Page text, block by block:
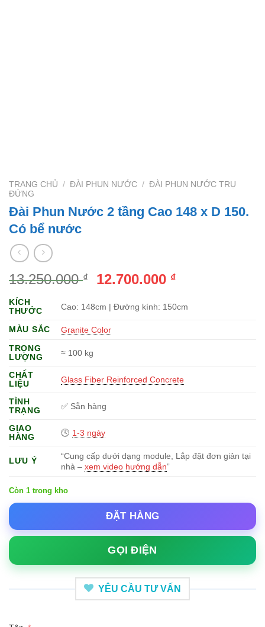
TRANG CHỦ / ĐÀI PHUN NƯỚC / ĐÀI PHUN NƯỚC TRỤ
ĐỨNG
Đài Phun Nước 2 tầng Cao 148 x D 150.
Có bể nước
13.250.000₫
Giá
là:
12.700.000 ₫Giá
tại
KÍCH
THƯỚC
Cao: 148cm | Đường kính: 150cm
MÀU SẮC
Granite Color
TRỌNG
LƯỢNG
≈ 100 kg
CHẤT
LIỆU
Glass Fiber Reinforced Concrete
TÌNH
TRẠNG
✅ Sẵn hàng
GIAO
HÀNG
🕓 1-3 ngày
LƯU Ý
“Cung cấp dưới dạng module, Lắp đặt đơn giản tại
nhà –xem video hướng dẫn”
Còn 1 trong kho
ĐẶT HÀNG
GỌI ĐIỆN
YÊU CẦU TƯ VẤN